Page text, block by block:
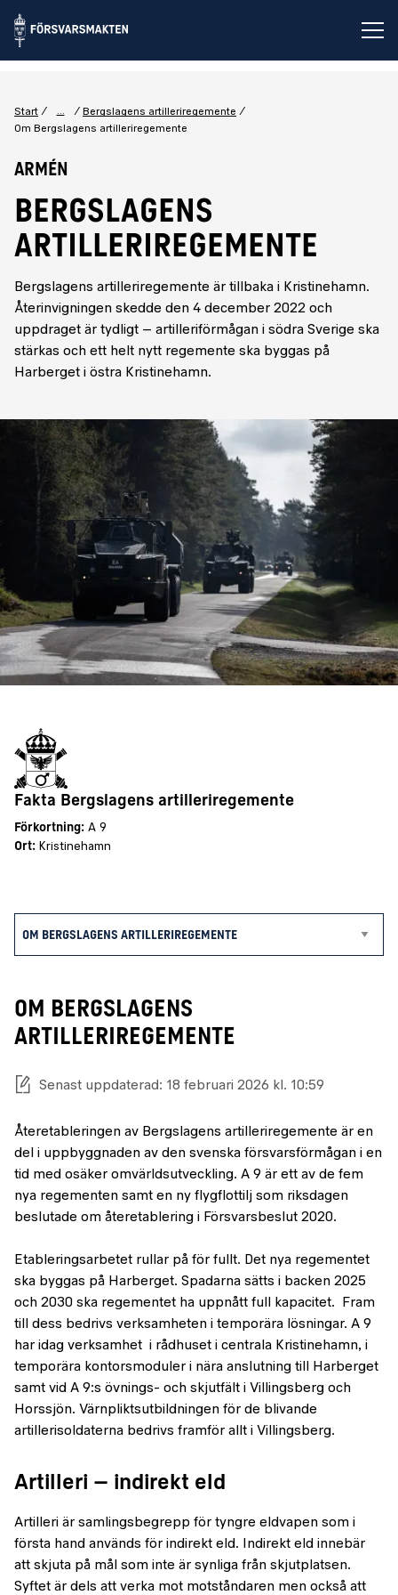
Start ...
Bergslagens artilleriregemente
Om Bergslagens artilleriregemente
Armén
BERGSLAGENS
ARTILLERIREGEMENTE
Bergslagens artilleriregemente är tillbaka i Kristinehamn.
Återinvigningen skedde den 4 december 2022 och
uppdraget är tydligt – artilleriförmågan i södra Sverige ska
stärkas och ett helt nytt regemente ska byggas på
Harberget i östra Kristinehamn.
Fakta Bergslagens artilleriregemente
Förkortning: A 9
Ort: Kristinehamn
OM BERGSLAGENS
ARTILLERIREGEMENTE
Senast uppdaterad: 18 februari 2026 kl. 10:59
Återetableringen av Bergslagens artilleriregemente är en
del i uppbyggnaden av den svenska försvarsförmågan i en
tid med osäker omvärldsutveckling. A 9 är ett av de fem
nya regementen samt en ny flygflottilj som riksdagen
beslutade om återetablering i Försvarsbeslut 2020.
Etableringsarbetet rullar på för fullt. Det nya regementet
ska byggas på Harberget. Spadarna sätts i backen 2025
och 2030 ska regementet ha uppnått full kapacitet. Fram
till dess bedrivs verksamheten i temporära lösningar. A 9
har idag verksamhet i rådhuset i centrala Kristinehamn, i
temporära kontorsmoduler i nära anslutning till Harberget
samt vid A 9:s övnings- och skjutfält i Villingsberg och
Horssjön. Värnpliktsutbildningen för de blivande
artillerisoldaterna bedrivs framför allt i Villingsberg.
Artilleri – indirekt eld
Artilleri är samlingsbegrepp för tyngre eldvapen som i
första hand används för indirekt eld. Indirekt eld innebär
att skjuta på mål som inte är synliga från skjutplatsen.
Syftet är dels att verka mot motståndaren men också att